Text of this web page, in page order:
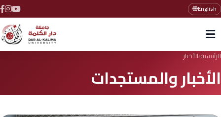
English
الرئيسية›الأخبار
الأخبار والمستجدات